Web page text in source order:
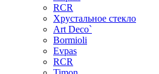
RCR
Хрустальное стекло
Art Deco`
Bormioli
Evpas
RCR